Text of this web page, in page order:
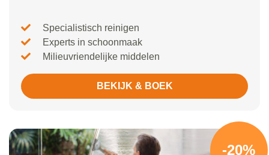
Specialistisch reinigen
Experts in schoonmaak
Milieuvriendelijke middelen
BEKIJK & BOEK
-20%